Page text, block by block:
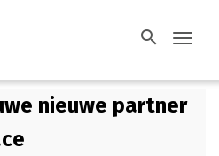
search
nieuwe partner